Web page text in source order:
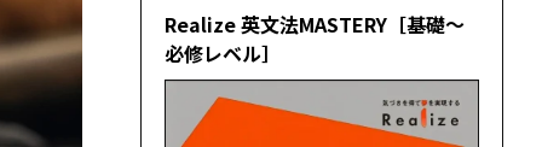
Realize 英文法MASTERY［基礎～
必修レベル］